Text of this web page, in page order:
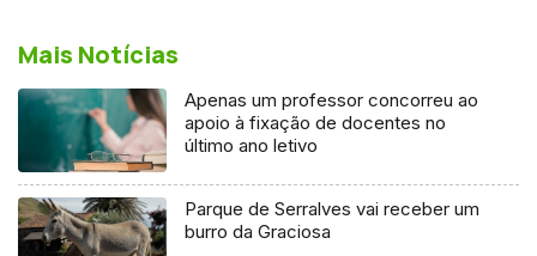
Mais Notícias
Apenas um professor concorreu ao
apoio à fixação de docentes no
último ano letivo
Parque de Serralves vai receber um
burro da Graciosa